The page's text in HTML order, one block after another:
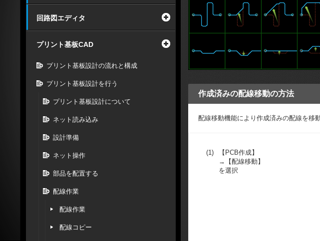
回路図エディタ
プリント基板CAD
プリント基板設計の流れと構成
プリント基板設計を行う
プリント基板設計について
ネット読み込み
設計準備
ネット操作
部品を配置する
配線作業
配線作業
配線コピー
作成済みの配線移動の方法
配線移動機能により作成済みの配線を移
(1)
【PCB作成】
→【配線移動】
を選択